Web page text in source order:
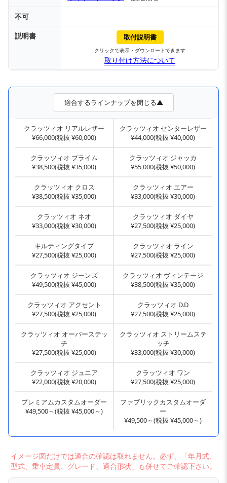
不可
説明書
取付説明書
クリックで表示・ダウンロードできます
取り付け方法について
適合するラインナップを閉じる▲
クラッツィオ リアルレザー
¥66,000(税抜 ¥60,000)
クラッツィオ センターレザー
¥44,000(税抜 ¥40,000)
クラッツィオ プライム
¥38,500(税抜 ¥35,000)
クラッツィオ ジャッカ
¥55,000(税抜 ¥50,000)
クラッツィオ クロス
¥38,500(税抜 ¥35,000)
クラッツィオ エアー
¥33,000(税抜 ¥30,000)
クラッツィオ ネオ
¥33,000(税抜 ¥30,000)
クラッツィオ ダイヤ
¥27,500(税抜 ¥25,000)
キルティングタイプ
¥27,500(税抜 ¥25,000)
クラッツィオ ライン
¥27,500(税抜 ¥25,000)
クラッツィオ ジーンズ
¥49,500(税抜 ¥45,000)
クラッツィオ ヴィンテージ
¥38,500(税抜 ¥35,000)
クラッツィオ アクセント
¥27,500(税抜 ¥25,000)
クラッツィオ D.D
¥27,500(税抜 ¥25,000)
クラッツィオ オーバーステッ
チ
¥27,500(税抜 ¥25,000)
クラッツィオ ストリームステ
ッチ
¥33,000(税抜 ¥30,000)
クラッツィオ ジュニア
¥22,000(税抜 ¥20,000)
クラッツィオ ワン
¥27,500(税抜 ¥25,000)
プレミアムカスタムオーダー
¥49,500～(税抜 ¥45,000～)
ファブリックカスタムオーダ
ー
¥49,500～(税抜 ¥45,000～)
イメージ図だけでは適合の確認は取れません。必ず、「年月式、
型式、乗車定員、グレード、適合形状」も併せてご確認下さい。